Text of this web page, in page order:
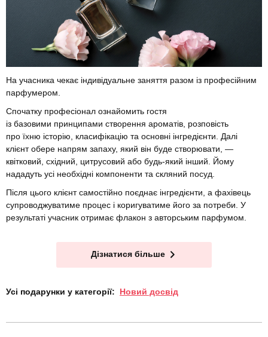
На учасника чекає індивідуальне заняття разом із професійним
парфумером.
Спочатку професіонал ознайомить гостя
із базовими принципами створення ароматів, розповість
про їхню історію, класифікацію та основні інгредієнти. Далі
клієнт обере напрям запаху, який він буде створювати, —
квітковий, східний, цитрусовий або будь-який інший. Йому
нададуть усі необхідні компоненти та скляний посуд.
Після цього клієнт самостійно поєднає інгредієнти, а фахівець
супроводжуватиме процес і коригуватиме його за потреби. У
результаті учасник отримає флакон з авторським парфумом.
Дізнатися більше
Усі подарунки у категорії: Новий досвід